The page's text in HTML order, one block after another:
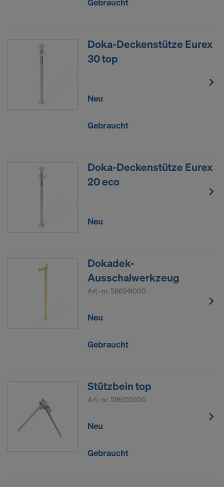
Gebraucht
Doka-Deckenstütze Eurex
30 top
Neu
Gebraucht
Doka-Deckenstütze Eurex
20 eco
Neu
Dokadek-
Ausschalwerkzeug
Art.-nr. 586541000
Neu
Gebraucht
Stützbein top
Art.-nr. 586155500
Neu
Gebraucht